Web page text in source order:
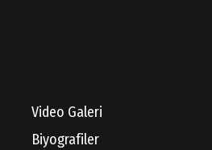
Video Galeri
Biyografiler